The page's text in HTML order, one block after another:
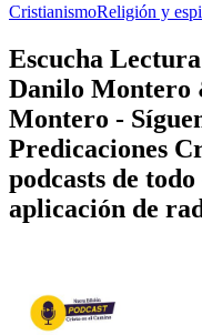
CristianismoReligión y
Escucha
Danilo Montero
Montero -
Predicaciones
podcasts de
aplicación de